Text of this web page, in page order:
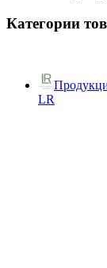
Категории
LR